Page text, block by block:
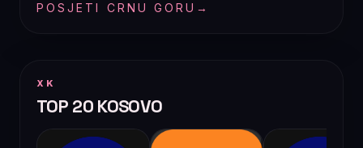
POSJETI CRNU GORU →
XK
TOP 20 KOSOVO